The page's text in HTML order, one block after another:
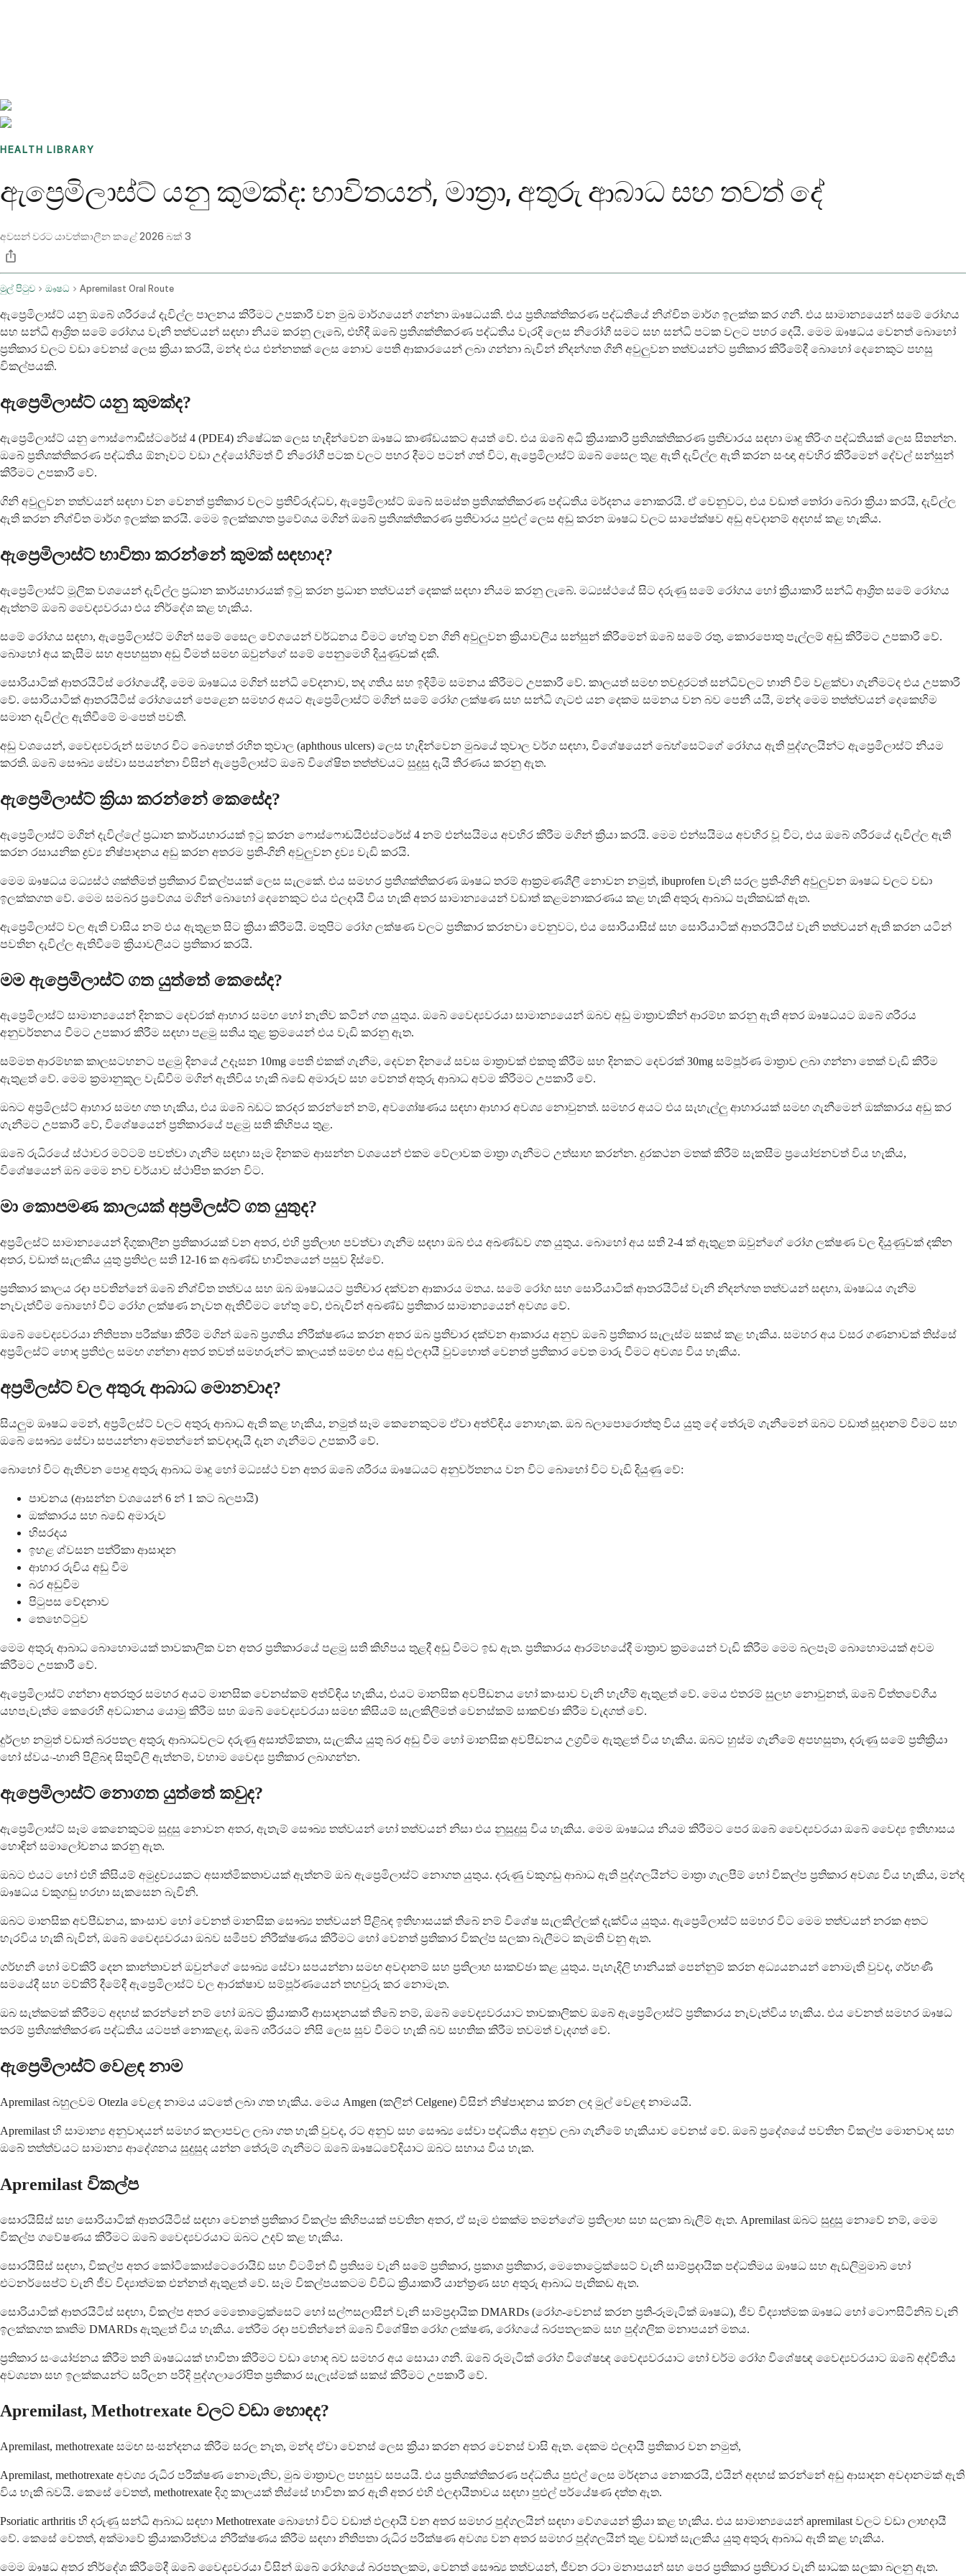
HEALTH LIBRARY
ඇප්‍රෙමිලාස්ට් යනු කුමක්ද: භාවිතයන්, මාත්‍රා, අතුරු ආබාධ සහ තවත් දේ
අවසන් වරට යාවත්කාලීන කළේ2026 බක් 3
මුල් පිටුව ඖෂධ Apremilast Oral Route
ඇප්‍රෙමිලාස්ට් යනු ඔබේ ශරීරයේ දැවිල්ල පාලනය කිරීමට උපකාරී වන මුඛ මාර්ගයෙන් ගන්නා ඖෂධයකි. එය ප්‍රතිශක්තිකරණ පද්ධතියේ නිශ්චිත මාර්ග ඉලක්ක කර ගනී. එය සාමාන්‍යයෙන් සමේ රෝගය
සහ සන්ධි ආශ්‍රිත සමේ රෝගය වැනි තත්වයන් සඳහා නියම කරනු ලැබේ, එහිදී ඔබේ ප්‍රතිශක්තිකරණ පද්ධතිය වැරදි ලෙස නිරෝගී සමට සහ සන්ධි පටක වලට පහර දෙයි. මෙම ඖෂධය වෙනත් බොහෝ
ප්‍රතිකාර වලට වඩා වෙනස් ලෙස ක්‍රියා කරයි, මන්ද එය එන්නතක් ලෙස නොව පෙති ආකාරයෙන් ලබා ගන්නා බැවින් නිදන්ගත ගිනි අවුලුවන තත්වයන්ට ප්‍රතිකාර කිරීමේදී බොහෝ දෙනෙකුට පහසු
විකල්පයකි.
ඇප්‍රෙමිලාස්ට් යනු කුමක්ද?
ඇප්‍රෙමිලාස්ට් යනු ෆොස්ෆොඩීස්ටරේස් 4 (PDE4) නිෂේධක ලෙස හැඳින්වෙන ඖෂධ කාණ්ඩයකට අයත් වේ. එය ඔබේ අධි ක්‍රියාකාරී ප්‍රතිශක්තිකරණ ප්‍රතිචාරය සඳහා මෘදු තිරිංග පද්ධතියක් ලෙස සිතන්න.
ඔබේ ප්‍රතිශක්තිකරණ පද්ධතිය ඕනෑවට වඩා උද්යෝගිමත් වී නිරෝගී පටක වලට පහර දීමට පටන් ගත් විට, ඇප්‍රෙමිලාස්ට් ඔබේ සෛල තුළ ඇති දැවිල්ල ඇති කරන සංඥා අවහිර කිරීමෙන් දේවල් සන්සුන්
කිරීමට උපකාරී වේ.
ගිනි අවුලුවන තත්වයන් සඳහා වන වෙනත් ප්‍රතිකාර වලට ප්‍රතිවිරුද්ධව, ඇප්‍රෙමිලාස්ට් ඔබේ සමස්ත ප්‍රතිශක්තිකරණ පද්ධතිය මර්දනය නොකරයි. ඒ වෙනුවට, එය වඩාත් තෝරා බේරා ක්‍රියා කරයි, දැවිල්ල
ඇති කරන නිශ්චිත මාර්ග ඉලක්ක කරයි. මෙම ඉලක්කගත ප්‍රවේශය මගින් ඔබේ ප්‍රතිශක්තිකරණ ප්‍රතිචාරය පුළුල් ලෙස අඩු කරන ඖෂධ වලට සාපේක්ෂව අඩු අවදානම් අදහස් කළ හැකිය.
ඇප්‍රෙමිලාස්ට් භාවිතා කරන්නේ කුමක් සඳහාද?
ඇප්‍රෙමිලාස්ට් මූලික වශයෙන් දැවිල්ල ප්‍රධාන කාර්යභාරයක් ඉටු කරන ප්‍රධාන තත්වයන් දෙකක් සඳහා නියම කරනු ලැබේ. මධ්‍යස්ථයේ සිට දරුණු සමේ රෝගය හෝ ක්‍රියාකාරී සන්ධි ආශ්‍රිත සමේ රෝගය
ඇත්නම් ඔබේ වෛද්‍යවරයා එය නිර්දේශ කළ හැකිය.
සමේ රෝගය සඳහා, ඇප්‍රෙමිලාස්ට් මගින් සමේ සෛල වේගයෙන් වර්ධනය වීමට හේතු වන ගිනි අවුලුවන ක්‍රියාවලිය සන්සුන් කිරීමෙන් ඔබේ සමේ රතු, කොරපොතු පැල්ලම් අඩු කිරීමට උපකාරී වේ.
බොහෝ අය කැසීම සහ අපහසුතා අඩු වීමත් සමඟ ඔවුන්ගේ සමේ පෙනුමෙහි දියුණුවක් දකී.
සොරියාටික් ආතරයිටිස් රෝගයේදී, මෙම ඖෂධය මගින් සන්ධි වේදනාව, තද ගතිය සහ ඉදිමීම සමනය කිරීමට උපකාරී වේ. කාලයත් සමඟ තවදුරටත් සන්ධිවලට හානි වීම වළක්වා ගැනීමටද එය උපකාරී
වේ. සොරියාටික් ආතරයිටිස් රෝගයෙන් පෙළෙන සමහර අයට ඇප්‍රෙමිලාස්ට් මගින් සමේ රෝග ලක්ෂණ සහ සන්ධි ගැටළු යන දෙකම සමනය වන බව පෙනී යයි, මන්ද මෙම තත්ත්වයන් දෙකෙහිම
සමාන දැවිල්ල ඇතිවීමේ මංපෙත් පවතී.
අඩු වශයෙන්, වෛද්‍යවරුන් සමහර විට බෙහෙත් රහිත තුවාල (aphthous ulcers) ලෙස හැඳින්වෙන මුඛයේ තුවාල වර්ග සඳහා, විශේෂයෙන් බෙහ්සෙට්ගේ රෝගය ඇති පුද්ගලයින්ට ඇප්‍රෙමිලාස්ට් නියම
කරති. ඔබේ සෞඛ්‍ය සේවා සපයන්නා විසින් ඇප්‍රෙමිලාස්ට් ඔබේ විශේෂිත තත්ත්වයට සුදුසු දැයි තීරණය කරනු ඇත.
ඇප්‍රෙමිලාස්ට් ක්‍රියා කරන්නේ කෙසේද?
ඇප්‍රෙමිලාස්ට් මගින් දැවිල්ලේ ප්‍රධාන කාර්යභාරයක් ඉටු කරන ෆොස්ෆොඩයිඑස්ටරේස් 4 නම් එන්සයිමය අවහිර කිරීම මගින් ක්‍රියා කරයි. මෙම එන්සයිමය අවහිර වූ විට, එය ඔබේ ශරීරයේ දැවිල්ල ඇති
කරන රසායනික ද්‍රව්‍ය නිෂ්පාදනය අඩු කරන අතරම ප්‍රති-ගිනි අවුලුවන ද්‍රව්‍ය වැඩි කරයි.
මෙම ඖෂධය මධ්‍යස්ථ ශක්තිමත් ප්‍රතිකාර විකල්පයක් ලෙස සැලකේ. එය සමහර ප්‍රතිශක්තිකරණ ඖෂධ තරම් ආක්‍රමණශීලී නොවන නමුත්, ibuprofen වැනි සරල ප්‍රති-ගිනි අවුලුවන ඖෂධ වලට වඩා
ඉලක්කගත වේ. මෙම සමබර ප්‍රවේශය මගින් බොහෝ දෙනෙකුට එය ඵලදායී විය හැකි අතර සාමාන්‍යයෙන් වඩාත් කළමනාකරණය කළ හැකි අතුරු ආබාධ පැතිකඩක් ඇත.
ඇප්‍රෙමිලාස්ට් වල ඇති වාසිය නම් එය ඇතුළත සිට ක්‍රියා කිරීමයි. මතුපිට රෝග ලක්ෂණ වලට ප්‍රතිකාර කරනවා වෙනුවට, එය සොරියාසිස් සහ සොරියාටික් ආතරයිටිස් වැනි තත්වයන් ඇති කරන යටින්
පවතින දැවිල්ල ඇතිවීමේ ක්‍රියාවලියට ප්‍රතිකාර කරයි.
මම ඇප්‍රෙමිලාස්ට් ගත යුත්තේ කෙසේද?
ඇප්‍රෙමිලාස්ට් සාමාන්‍යයෙන් දිනකට දෙවරක් ආහාර සමඟ හෝ නැතිව කටින් ගත යුතුය. ඔබේ වෛද්‍යවරයා සාමාන්‍යයෙන් ඔබව අඩු මාත්‍රාවකින් ආරම්භ කරනු ඇති අතර ඖෂධයට ඔබේ ශරීරය
අනුවර්තනය වීමට උපකාර කිරීම සඳහා පළමු සතිය තුළ ක්‍රමයෙන් එය වැඩි කරනු ඇත.
සම්මත ආරම්භක කාලසටහනට පළමු දිනයේ උදෑසන 10mg පෙති එකක් ගැනීම, දෙවන දිනයේ සවස මාත්‍රාවක් එකතු කිරීම සහ දිනකට දෙවරක් 30mg සම්පූර්ණ මාත්‍රාව ලබා ගන්නා තෙක් වැඩි කිරීම
ඇතුළත් වේ. මෙම ක්‍රමානුකූල වැඩිවීම මගින් ඇතිවිය හැකි බඩේ අමාරුව සහ වෙනත් අතුරු ආබාධ අවම කිරීමට උපකාරී වේ.
ඔබට අප්‍රමිලස්ට් ආහාර සමඟ ගත හැකිය, එය ඔබේ බඩට කරදර කරන්නේ නම්, අවශෝෂණය සඳහා ආහාර අවශ්‍ය නොවුනත්. සමහර අයට එය සැහැල්ලු ආහාරයක් සමඟ ගැනීමෙන් ඔක්කාරය අඩු කර
ගැනීමට උපකාරී වේ, විශේෂයෙන් ප්‍රතිකාරයේ පළමු සති කිහිපය තුළ.
ඔබේ රුධිරයේ ස්ථාවර මට්ටම් පවත්වා ගැනීම සඳහා සෑම දිනකම ආසන්න වශයෙන් එකම වේලාවක මාත්‍රා ගැනීමට උත්සාහ කරන්න. දුරකථන මතක් කිරීම් සැකසීම ප්‍රයෝජනවත් විය හැකිය,
විශේෂයෙන් ඔබ මෙම නව චර්යාව ස්ථාපිත කරන විට.
මා කොපමණ කාලයක් අප්‍රමිලස්ට් ගත යුතුද?
අප්‍රමිලස්ට් සාමාන්‍යයෙන් දිගුකාලීන ප්‍රතිකාරයක් වන අතර, එහි ප්‍රතිලාභ පවත්වා ගැනීම සඳහා ඔබ එය අඛණ්ඩව ගත යුතුය. බොහෝ අය සති 2-4 ක් ඇතුළත ඔවුන්ගේ රෝග ලක්ෂණ වල දියුණුවක් දකින
අතර, වඩාත් සැලකිය යුතු ප්‍රතිඵල සති 12-16 ක අඛණ්ඩ භාවිතයෙන් පසුව දිස්වේ.
ප්‍රතිකාර කාලය රඳා පවතින්නේ ඔබේ නිශ්චිත තත්වය සහ ඔබ ඖෂධයට ප්‍රතිචාර දක්වන ආකාරය මතය. සමේ රෝග සහ සොරියාටික් ආතරයිටිස් වැනි නිදන්ගත තත්වයන් සඳහා, ඖෂධය ගැනීම
නැවැත්වීම බොහෝ විට රෝග ලක්ෂණ නැවත ඇතිවීමට හේතු වේ, එබැවින් අඛණ්ඩ ප්‍රතිකාර සාමාන්‍යයෙන් අවශ්‍ය වේ.
ඔබේ වෛද්‍යවරයා නිතිපතා පරීක්ෂා කිරීම් මගින් ඔබේ ප්‍රගතිය නිරීක්ෂණය කරන අතර ඔබ ප්‍රතිචාර දක්වන ආකාරය අනුව ඔබේ ප්‍රතිකාර සැලැස්ම සකස් කළ හැකිය. සමහර අය වසර ගණනාවක් තිස්සේ
අප්‍රමිලස්ට් හොඳ ප්‍රතිඵල සමඟ ගන්නා අතර තවත් සමහරුන්ට කාලයත් සමඟ එය අඩු ඵලදායී වුවහොත් වෙනත් ප්‍රතිකාර වෙත මාරු වීමට අවශ්‍ය විය හැකිය.
අප්‍රමිලස්ට් වල අතුරු ආබාධ මොනවාද?
සියලුම ඖෂධ මෙන්, අප්‍රමිලස්ට් වලට අතුරු ආබාධ ඇති කළ හැකිය, නමුත් සෑම කෙනෙකුටම ඒවා අත්විඳිය නොහැක. ඔබ බලාපොරොත්තු විය යුතු දේ තේරුම් ගැනීමෙන් ඔබට වඩාත් සූදානම් වීමට සහ
ඔබේ සෞඛ්‍ය සේවා සපයන්නා අමතන්නේ කවදාදැයි දැන ගැනීමට උපකාරී වේ.
බොහෝ විට ඇතිවන පොදු අතුරු ආබාධ මෘදු හෝ මධ්‍යස්ථ වන අතර ඔබේ ශරීරය ඖෂධයට අනුවර්තනය වන විට බොහෝ විට වැඩි දියුණු වේ:
පාචනය (ආසන්න වශයෙන් 6 න් 1 කට බලපායි)
ඔක්කාරය සහ බඩේ අමාරුව
හිසරදය
ඉහළ ශ්වසන පත්රිකා ආසාදන
ආහාර රුචිය අඩු වීම
බර අඩුවීම
පිටුපස වේදනාව
තෙහෙට්ටුව
මෙම අතුරු ආබාධ බොහොමයක් තාවකාලික වන අතර ප්‍රතිකාරයේ පළමු සති කිහිපය තුළදී අඩු වීමට ඉඩ ඇත. ප්‍රතිකාරය ආරම්භයේදී මාත්‍රාව ක්‍රමයෙන් වැඩි කිරීම මෙම බලපෑම් බොහොමයක් අවම
කිරීමට උපකාරී වේ.
ඇප්‍රෙමිලාස්ට් ගන්නා අතරතුර සමහර අයට මානසික වෙනස්කම් අත්විඳිය හැකිය, එයට මානසික අවපීඩනය හෝ කාංසාව වැනි හැඟීම් ඇතුළත් වේ. මෙය එතරම් සුලභ නොවුනත්, ඔබේ චිත්තවේගීය
යහපැවැත්ම කෙරෙහි අවධානය යොමු කිරීම සහ ඔබේ වෛද්‍යවරයා සමඟ කිසියම් සැලකිලිමත් වෙනස්කම් සාකච්ඡා කිරීම වැදගත් වේ.
දුර්ලභ නමුත් වඩාත් බරපතල අතුරු ආබාධවලට දරුණු අසාත්මිකතා, සැලකිය යුතු බර අඩු වීම හෝ මානසික අවපීඩනය උග්‍රවීම ඇතුළත් විය හැකිය. ඔබට හුස්ම ගැනීමේ අපහසුතා, දරුණු සමේ ප්‍රතික්‍රියා
හෝ ස්වයං-හානි පිළිබඳ සිතුවිලි ඇත්නම්, වහාම වෛද්‍ය ප්‍රතිකාර ලබාගන්න.
ඇප්‍රෙමිලාස්ට් නොගත යුත්තේ කවුද?
ඇප්‍රෙමිලාස්ට් සෑම කෙනෙකුටම සුදුසු නොවන අතර, ඇතැම් සෞඛ්‍ය තත්වයන් හෝ තත්වයන් නිසා එය නුසුදුසු විය හැකිය. මෙම ඖෂධය නියම කිරීමට පෙර ඔබේ වෛද්‍යවරයා ඔබේ වෛද්‍ය ඉතිහාසය
හොඳින් සමාලෝචනය කරනු ඇත.
ඔබට එයට හෝ එහි කිසියම් අමුද්‍රව්‍යයකට අසාත්මිකතාවයක් ඇත්නම් ඔබ ඇප්‍රෙමිලාස්ට් නොගත යුතුය. දරුණු වකුගඩු ආබාධ ඇති පුද්ගලයින්ට මාත්‍රා ගැලපීම් හෝ විකල්ප ප්‍රතිකාර අවශ්‍ය විය හැකිය, මන්ද
ඖෂධය වකුගඩු හරහා සැකසෙන බැවිනි.
ඔබට මානසික අවපීඩනය, කාංසාව හෝ වෙනත් මානසික සෞඛ්‍ය තත්වයන් පිළිබඳ ඉතිහාසයක් තිබේ නම් විශේෂ සැලකිල්ලක් දැක්විය යුතුය. ඇප්‍රෙමිලාස්ට් සමහර විට මෙම තත්වයන් නරක අතට
හැරවිය හැකි බැවින්, ඔබේ වෛද්‍යවරයා ඔබව සමීපව නිරීක්ෂණය කිරීමට හෝ වෙනත් ප්‍රතිකාර විකල්ප සලකා බැලීමට කැමති වනු ඇත.
ගර්භනී හෝ මව්කිරි දෙන කාන්තාවන් ඔවුන්ගේ සෞඛ්‍ය සේවා සපයන්නා සමඟ අවදානම් සහ ප්‍රතිලාභ සාකච්ඡා කළ යුතුය. පැහැදිලි හානියක් පෙන්නුම් කරන අධ්‍යයනයන් නොමැති වුවද, ගර්භණී
සමයේදී සහ මව්කිරි දීමේදී ඇප්‍රෙමිලාස්ට් වල ආරක්ෂාව සම්පූර්ණයෙන් තහවුරු කර නොමැත.
ඔබ සැත්කමක් කිරීමට අදහස් කරන්නේ නම් හෝ ඔබට ක්‍රියාකාරී ආසාදනයක් තිබේ නම්, ඔබේ වෛද්‍යවරයාට තාවකාලිකව ඔබේ ඇප්‍රෙමිලාස්ට් ප්‍රතිකාරය නැවැත්විය හැකිය. එය වෙනත් සමහර ඖෂධ
තරම් ප්‍රතිශක්තිකරණ පද්ධතිය යටපත් නොකළද, ඔබේ ශරීරයට නිසි ලෙස සුව වීමට හැකි බව සහතික කිරීම තවමත් වැදගත් වේ.
ඇප්‍රෙමිලාස්ට් වෙළඳ නාම
Apremilast බහුලවම Otezla වෙළඳ නාමය යටතේ ලබා ගත හැකිය. මෙය Amgen (කලින් Celgene) විසින් නිෂ්පාදනය කරන ලද මුල් වෙළඳ නාමයයි.
Apremilast හි සාමාන්‍ය අනුවාදයන් සමහර කලාපවල ලබා ගත හැකි වුවද, රට අනුව සහ සෞඛ්‍ය සේවා පද්ධතිය අනුව ලබා ගැනීමේ හැකියාව වෙනස් වේ. ඔබේ ප්‍රදේශයේ පවතින විකල්ප මොනවාද සහ
ඔබේ තත්ත්වයට සාමාන්‍ය ආදේශනය සුදුසුද යන්න තේරුම් ගැනීමට ඔබේ ඖෂධවේදියාට ඔබට සහාය විය හැක.
Apremilast විකල්ප
සොරයිසිස් සහ සොරියාටික් ආතරයිටිස් සඳහා වෙනත් ප්‍රතිකාර විකල්ප කිහිපයක් පවතින අතර, ඒ සෑම එකක්ම තමන්ගේම ප්‍රතිලාභ සහ සලකා බැලීම් ඇත. Apremilast ඔබට සුදුසු නොවේ නම්, මෙම
විකල්ප ගවේෂණය කිරීමට ඔබේ වෛද්‍යවරයාට ඔබට උදව් කළ හැකිය.
සොරයිසිස් සඳහා, විකල්ප අතර කෝටිකොස්ටෙරොයිඩ් සහ විටමින් ඩී ප්‍රතිසම වැනි සමේ ප්‍රතිකාර, ප්‍රකාශ ප්‍රතිකාර, මෙතොට්‍රෙක්සෙට් වැනි සාම්ප්‍රදායික පද්ධතිමය ඖෂධ සහ ඇඩලිමුමාබ් හෝ
එටනර්සෙප්ට් වැනි ජීව විද්‍යාත්මක එන්නත් ඇතුළත් වේ. සෑම විකල්පයකටම විවිධ ක්‍රියාකාරී යාන්ත්‍රණ සහ අතුරු ආබාධ පැතිකඩ ඇත.
සොරියාටික් ආතරයිටිස් සඳහා, විකල්ප අතර මෙතොට්‍රෙක්සෙට් හෝ සල්ෆසලාසීන් වැනි සාම්ප්‍රදායික DMARDs (රෝග-වෙනස් කරන ප්‍රති-රූමැටික් ඖෂධ), ජීව විද්‍යාත්මක ඖෂධ හෝ ටොෆසිටිනිබ් වැනි
ඉලක්කගත කෘතිම DMARDs ඇතුළත් විය හැකිය. තේරීම රඳා පවතින්නේ ඔබේ විශේෂිත රෝග ලක්ෂණ, රෝගයේ බරපතලකම සහ පුද්ගලික මනාපයන් මතය.
ප්‍රතිකාර සංයෝජනය කිරීම තනි ඖෂධයක් භාවිතා කිරීමට වඩා හොඳ බව සමහර අය සොයා ගනී. ඔබේ රූමැටික් රෝග විශේෂඥ වෛද්‍යවරයාට හෝ චර්ම රෝග විශේෂඥ වෛද්‍යවරයාට ඔබේ අද්විතීය
අවශ්‍යතා සහ ඉලක්කයන්ට සරිලන පරිදි පුද්ගලාරෝපිත ප්‍රතිකාර සැලැස්මක් සකස් කිරීමට උපකාරී වේ.
Apremilast, Methotrexate වලට වඩා හොඳද?
Apremilast, methotrexate සමඟ සංසන්දනය කිරීම සරල නැත, මන්ද ඒවා වෙනස් ලෙස ක්‍රියා කරන අතර වෙනස් වාසි ඇත. දෙකම ඵලදායී ප්‍රතිකාර වන නමුත්,
Apremilast, methotrexate අවශ්‍ය රුධිර පරීක්ෂණ නොමැතිව, මුඛ මාත්‍රාවල පහසුව සපයයි. එය ප්‍රතිශක්තිකරණ පද්ධතිය පුළුල් ලෙස මර්දනය නොකරයි, එයින් අදහස් කරන්නේ අඩු ආසාදන අවදානමක් ඇති
විය හැකි බවයි. කෙසේ වෙතත්, methotrexate දිගු කාලයක් තිස්සේ භාවිතා කර ඇති අතර එහි ඵලදායීතාවය සඳහා පුළුල් පර්යේෂණ දත්ත ඇත.
Psoriatic arthritis හි දරුණු සන්ධි ආබාධ සඳහා Methotrexate බොහෝ විට වඩාත් ඵලදායී වන අතර සමහර පුද්ගලයින් සඳහා වේගයෙන් ක්‍රියා කළ හැකිය. එය සාමාන්‍යයෙන් apremilast වලට වඩා ලාභදායී
වේ. කෙසේ වෙතත්, අක්මාවේ ක්‍රියාකාරිත්වය නිරීක්ෂණය කිරීම සඳහා නිතිපතා රුධිර පරීක්ෂණ අවශ්‍ය වන අතර සමහර පුද්ගලයින් තුළ වඩාත් සැලකිය යුතු අතුරු ආබාධ ඇති කළ හැකිය.
මෙම ඖෂධ අතර නිර්දේශ කිරීමේදී ඔබේ වෛද්‍යවරයා විසින් ඔබේ රෝගයේ බරපතලකම, වෙනත් සෞඛ්‍ය තත්වයන්, ජීවන රටා මනාපයන් සහ පෙර ප්‍රතිකාර ප්‍රතිචාර වැනි සාධක සලකා බලනු ඇත.